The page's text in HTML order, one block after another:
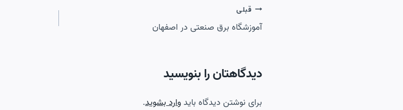
راهبری
نوشته
قبلی
آموزشگاه برق صنعتی در اصفهان
دیدگاهتان را بنویسید
برای نوشتن دیدگاه بایدوارد بشوید.